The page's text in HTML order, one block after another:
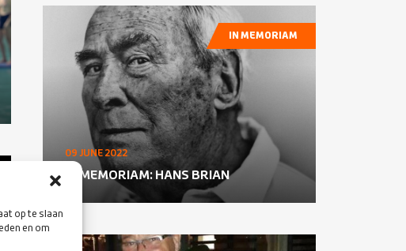
op te slaan
en om
09 JUNE 2022
IN MEMORIAM: HANS BRIAN
IN MEMORIAM